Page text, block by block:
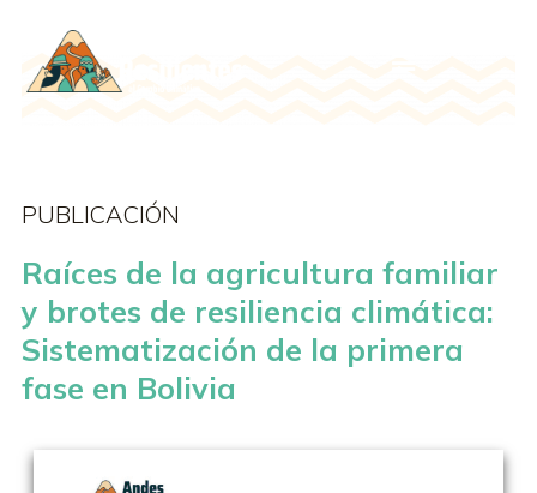
PUBLICACIÓN
Raíces de la agricultura familiar
y brotes de resiliencia climática:
Sistematización de la primera
fase en Bolivia